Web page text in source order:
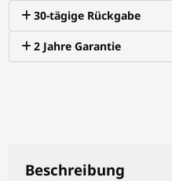
30-tägige Rückgabe
2 Jahre Garantie
Beschreibung